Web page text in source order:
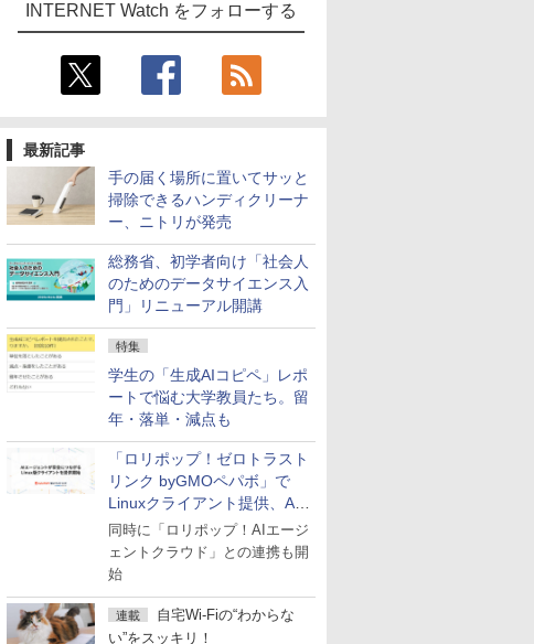
INTERNET Watch をフォローする
最新記事
手の届く場所に置いてサッと
掃除できるハンディクリーナ
ー、ニトリが発売
総務省、初学者向け「社会人
のためのデータサイエンス入
門」リニューアル開講
特集
学生の「生成AIコピペ」レポ
ートで悩む大学教員たち。留
年・落単・減点も
「ロリポップ！ゼロトラスト
リンク byGMOペパボ」で
Linuxクライアント提供、AI
エージェントの接続が容易に
同時に「ロリポップ！AIエージ
ェントクラウド」との連携も開
始
連載
自宅Wi-Fiの“わからな
い”をスッキリ！